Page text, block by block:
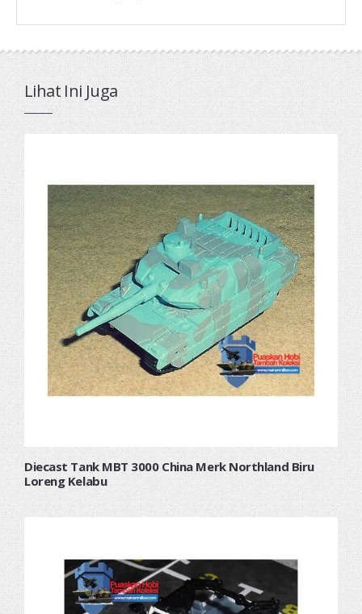
Lihat Ini Juga
Diecast Tank MBT 3000 China Merk Northland Biru
Loreng Kelabu